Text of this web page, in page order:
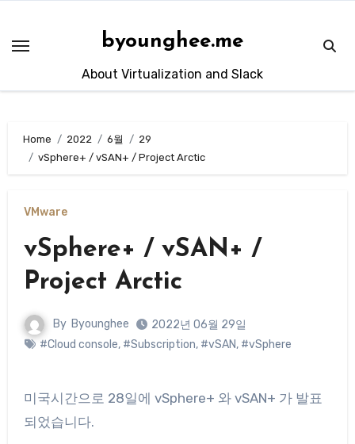
content
byounghee.me
About Virtualization and Slack
Home 2022 6월
29
vSphere+ / vSAN+ / Project Arctic
VMware
vSphere+ / vSAN+ /
Project Arctic
By Byounghee
2022년 06월 29일
#Cloud console, #Subscription, #vSAN, #vSphere
미국시간으로 28일에 vSphere+ 와 vSAN+ 가 발표
되었습니다.